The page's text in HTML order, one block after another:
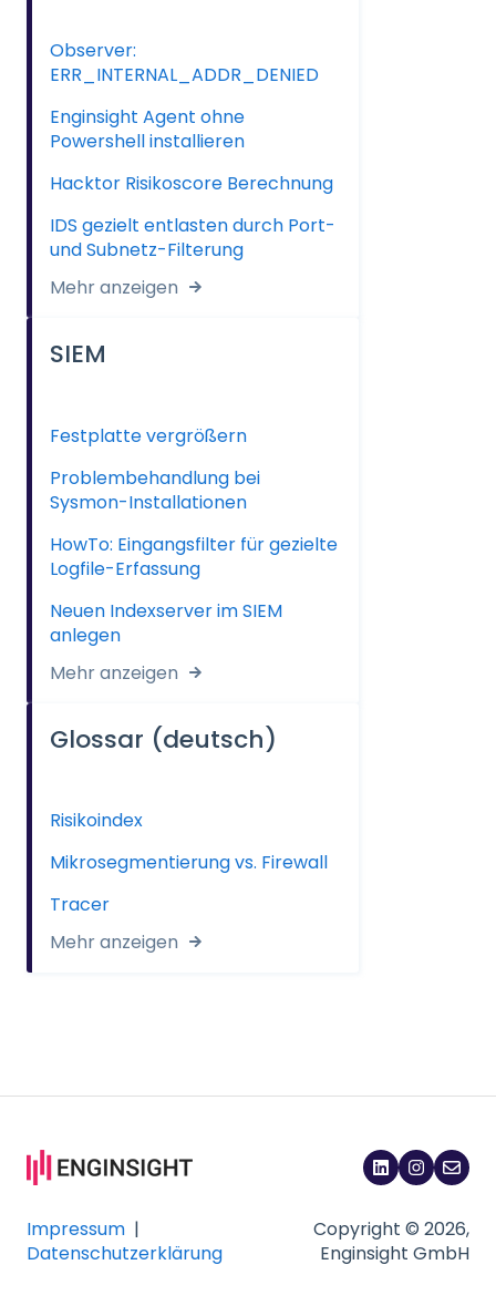
Observer:
ERR_INTERNAL_ADDR_DENIED
Enginsight Agent ohne
Powershell installieren
Hacktor Risikoscore Berechnung
IDS gezielt entlasten durch Port-
und Subnetz-Filterung
Mehr anzeigen
SIEM
Festplatte vergrößern
Problembehandlung bei
Sysmon-Installationen
HowTo: Eingangsfilter für gezielte
Logfile-Erfassung
Neuen Indexserver im SIEM
anlegen
Mehr anzeigen
Glossar (deutsch)
Risikoindex
Mikrosegmentierung vs. Firewall
Tracer
Mehr anzeigen
Impressum |
Datenschutzerklärung
Copyright © 2026,
Enginsight GmbH